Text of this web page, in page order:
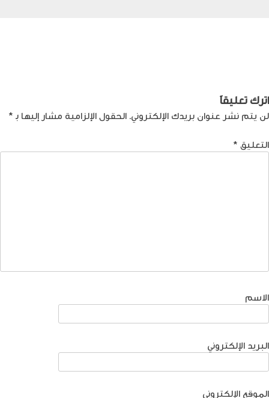
اترك تعليقاً
لن يتم نشر عنوان بريدك الإلكتروني. الحقول الإلزامية مشار إليها بـ *
التعليق *
الاسم
البريد الإلكتروني
الموقع الإلكتروني